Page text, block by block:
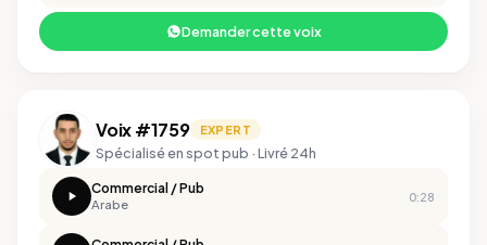
Demander cette voix
Voix #1759 EXPERT
Spécialisé en spot pub · Livré 24h
Commercial / Pub
Arabe
0:28